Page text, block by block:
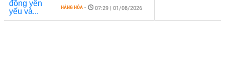
HÀNG HÓA - 07:29 | 01/08/2026